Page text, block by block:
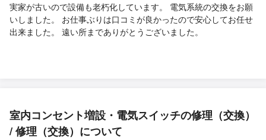
実家が古いので設備も老朽化しています。 電気系統の交換をお願
いしました。 お仕事ぶりは口コミが良かったので安心してお任せ
出来ました。 遠い所までありがとうございました。
室内コンセント増設・電気スイッチの修理（交換）
/ 修理（交換）について